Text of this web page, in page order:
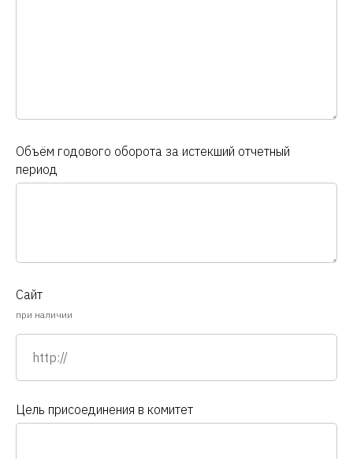
Объём годового оборота за истекший отчетный
период
Сайт
при наличии
Цель присоединения в комитет